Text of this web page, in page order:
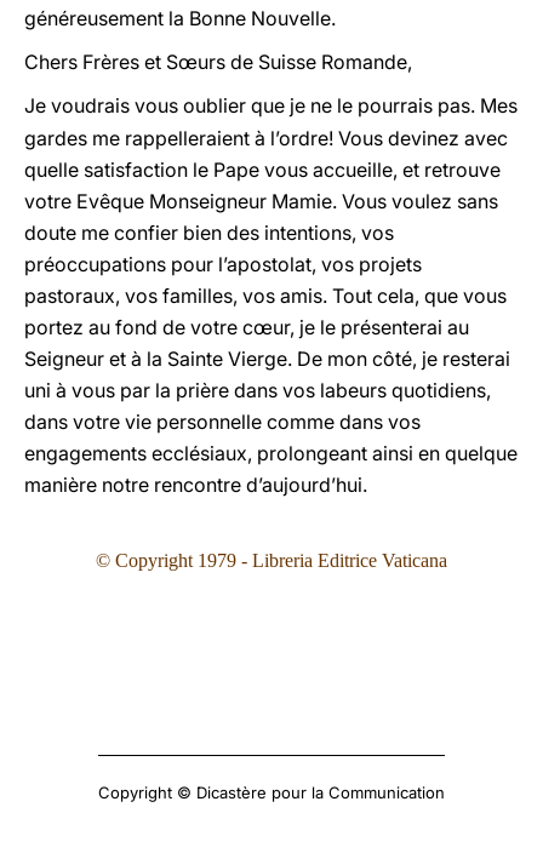
généreusement la Bonne Nouvelle.
Chers Frères et Sœurs de Suisse Romande,
Je voudrais vous oublier que je ne le pourrais pas. Mes
gardes me rappelleraient à l’ordre! Vous devinez avec
quelle satisfaction le Pape vous accueille, et retrouve
votre Evêque Monseigneur Mamie. Vous voulez sans
doute me confier bien des intentions, vos
préoccupations pour l’apostolat, vos projets
pastoraux, vos familles, vos amis. Tout cela, que vous
portez au fond de votre cœur, je le présenterai au
Seigneur et à la Sainte Vierge. De mon côté, je resterai
uni à vous par la prière dans vos labeurs quotidiens,
dans votre vie personnelle comme dans vos
engagements ecclésiaux, prolongeant ainsi en quelque
manière notre rencontre d’aujourd’hui.
© Copyright 1979 - Libreria Editrice Vaticana
Copyright © Dicastère pour la Communication